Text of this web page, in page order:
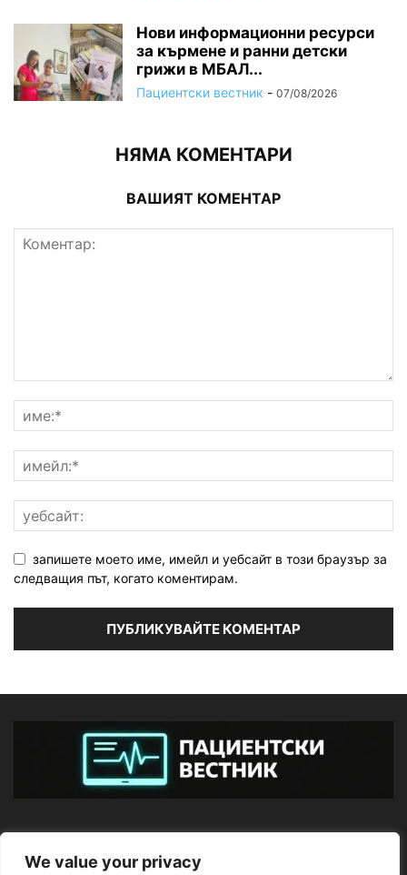
We value your privacy
Нови информационни ресурси
за кърмене и ранни детски
грижи в МБАЛ...
Пациентски вестник - 07/08/2026
НЯМА КОМЕНТАРИ
ВАШИЯТ КОМЕНТАР
запишете моето име, имейл и уебсайт в този браузър за
следващия път, когато коментирам.